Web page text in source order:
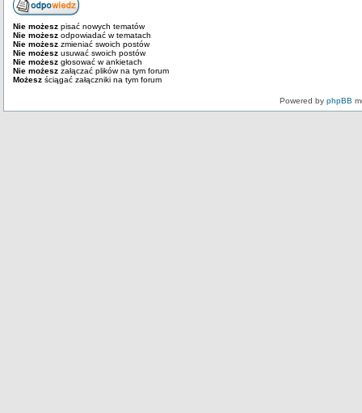
Nie możesz pisać nowych tematów
Nie możesz odpowiadać w tematach
Nie możesz zmieniać swoich postów
Nie możesz usuwać swoich postów
Nie możesz głosować w ankietach
Nie możesz załączać plików na tym forum
Możesz ściągać załączniki na tym forum
Powered by phpBB